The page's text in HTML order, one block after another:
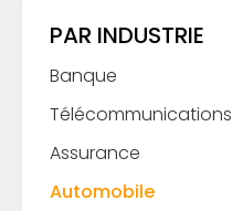
PAR INDUSTRIE
Banque
Télécommunications
Assurance
Automobile